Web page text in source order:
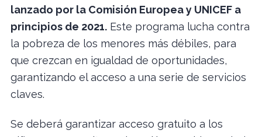
lanzado por la Comisión Europea y UNICEF a
principios de 2021. Este programa lucha contra
la pobreza de los menores más débiles, para
que crezcan en igualdad de oportunidades,
garantizando el acceso a una serie de servicios
claves.
Se deberá garantizar acceso gratuito a los